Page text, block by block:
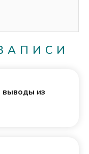
выводы из